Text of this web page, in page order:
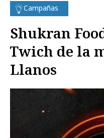
Campañas
Shukran
Twich de la
Llanos